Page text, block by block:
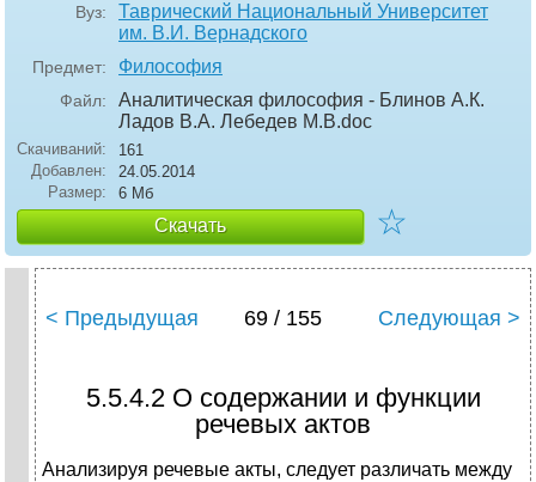
Вуз:
Таврический Национальный Университет
им. В.И. Вернадского
Предмет: Философия
Файл:
Аналитическая философия - Блинов А.К.
Ладов В.А. Лебедев М.В.doc
Скачиваний:
161
Добавлен:
24.05.2014
Размер:
6 Мб
Скачать ☆
< Предыдущая 69 / 155 Следующая >
5.5.4.2 О содержании и функции
речевых актов
Анализируя речевые акты, следует различать между